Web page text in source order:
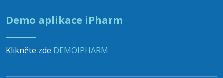
Demo aplikace iPharm
Klikněte zde DEMOIPHARM